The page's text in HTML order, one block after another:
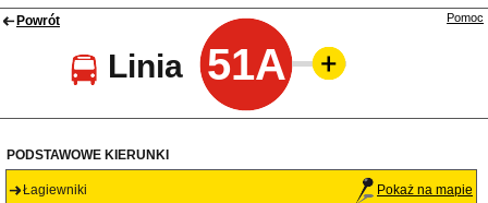
Powrót
Linia 51A
Pomoc
PODSTAWOWE KIERUNKI
Łagiewniki Pokaż na mapie